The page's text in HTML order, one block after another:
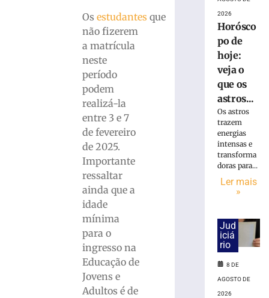
Os estudantesque
não fizerem
a matrícula
neste
período
podem
realizá-la
entre 3 e 7
de fevereiro
de 2025.
Importante
ressaltar
ainda que a
idade
mínima
para o
ingresso na
Educação de
Jovens e
Adultos é de
Brusque
Parceria
entre
Secretaria
Educação
Unifebe
sobre
história
2026
Horósco
po de
hoje:
veja o
que os
astros...
Os astros
trazem
energias
intensas e
transforma
doras para...
Ler mais
»
Jud
iciá
rio
8 DE
AGOSTO DE
2026